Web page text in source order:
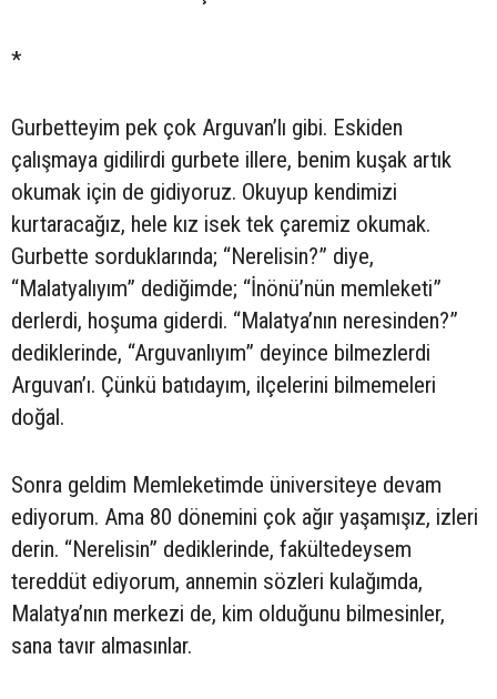
*
Gurbetteyim pek çok Arguvan’lı gibi. Eskiden
çalışmaya gidilirdi gurbete illere, benim kuşak artık
okumak için de gidiyoruz. Okuyup kendimizi
kurtaracağız, hele kız isek tek çaremiz okumak.
Gurbette sorduklarında; “Nerelisin?” diye,
“Malatyalıyım” dediğimde; “İnönü’nün memleketi”
derlerdi, hoşuma giderdi. “Malatya’nın neresinden?”
dediklerinde, “Arguvanlıyım” deyince bilmezlerdi
Arguvan’ı. Çünkü batıdayım, ilçelerini bilmemeleri
doğal.
Sonra geldim Memleketimde üniversiteye devam
ediyorum. Ama 80 dönemini çok ağır yaşamışız, izleri
derin. “Nerelisin” dediklerinde, fakültedeysem
tereddüt ediyorum, annemin sözleri kulağımda,
Malatya’nın merkezi de, kim olduğunu bilmesinler,
sana tavır almasınlar.